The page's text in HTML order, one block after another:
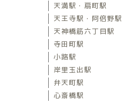
天満駅・扇町駅
天王寺駅・阿倍野駅
天神橋筋六丁目駅
寺田町駅
小路駅
岸里玉出駅
弁天町駅
心斎橋駅